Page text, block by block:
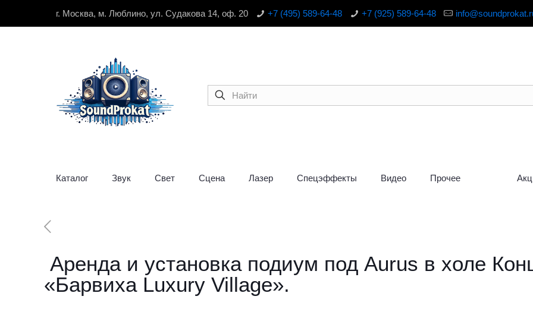
г. Москва, м. Люблино, ул. Судакова 14, оф. 20 +7 (495) 589-64-48 +7 (925) 589-64-48
Каталог Звук Свет Сцена Лазер Спецэффекты Видео Прочее
Аренда и установка подиум под Aurus в холе
«Барвиха Luxury Village».